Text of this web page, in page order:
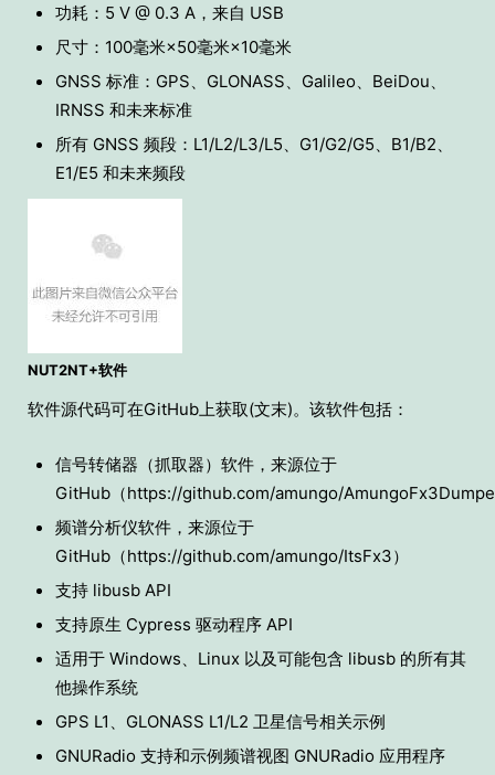
功耗：5 V @ 0.3 A，来自 USB
尺寸：100毫米×50毫米×10毫米
GNSS 标准：GPS、GLONASS、Galileo、BeiDou、
IRNSS 和未来标准
所有 GNSS 频段：L1/L2/L3/L5、G1/G2/G5、B1/B2、
E1/E5 和未来频段
NUT2NT+软件
软件源代码可在GitHub上获取(文末)。该软件包括：
信号转储器（抓取器）软件，来源位于
GitHub（https://github.com/amungo/
频谱分析仪软件，来源位于
GitHub（https://github.com/amungo/ItsFx3）
支持 libusb API
支持原生 Cypress 驱动程序 API
适用于 Windows、Linux 以及可能包含 libusb 的所有其
他操作系统
GPS L1、GLONASS L1/L2 卫星信号相关示例
GNURadio 支持和示例频谱视图 GNURadio 应用程序